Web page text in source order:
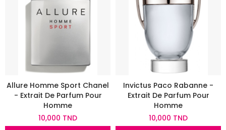
Allure Homme Sport Chanel
- Extrait De Parfum Pour
Homme
10,000 TND
Invictus Paco Rabanne -
Extrait De Parfum Pour
Homme
10,000 TND